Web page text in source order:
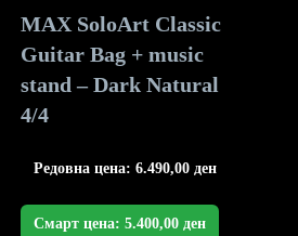
MAX SoloArt Classic
Guitar Bag + music
stand – Dark Natural
4/4
Редовна цена: 6.490,00 ден
Смарт цена: 5.400,00 ден